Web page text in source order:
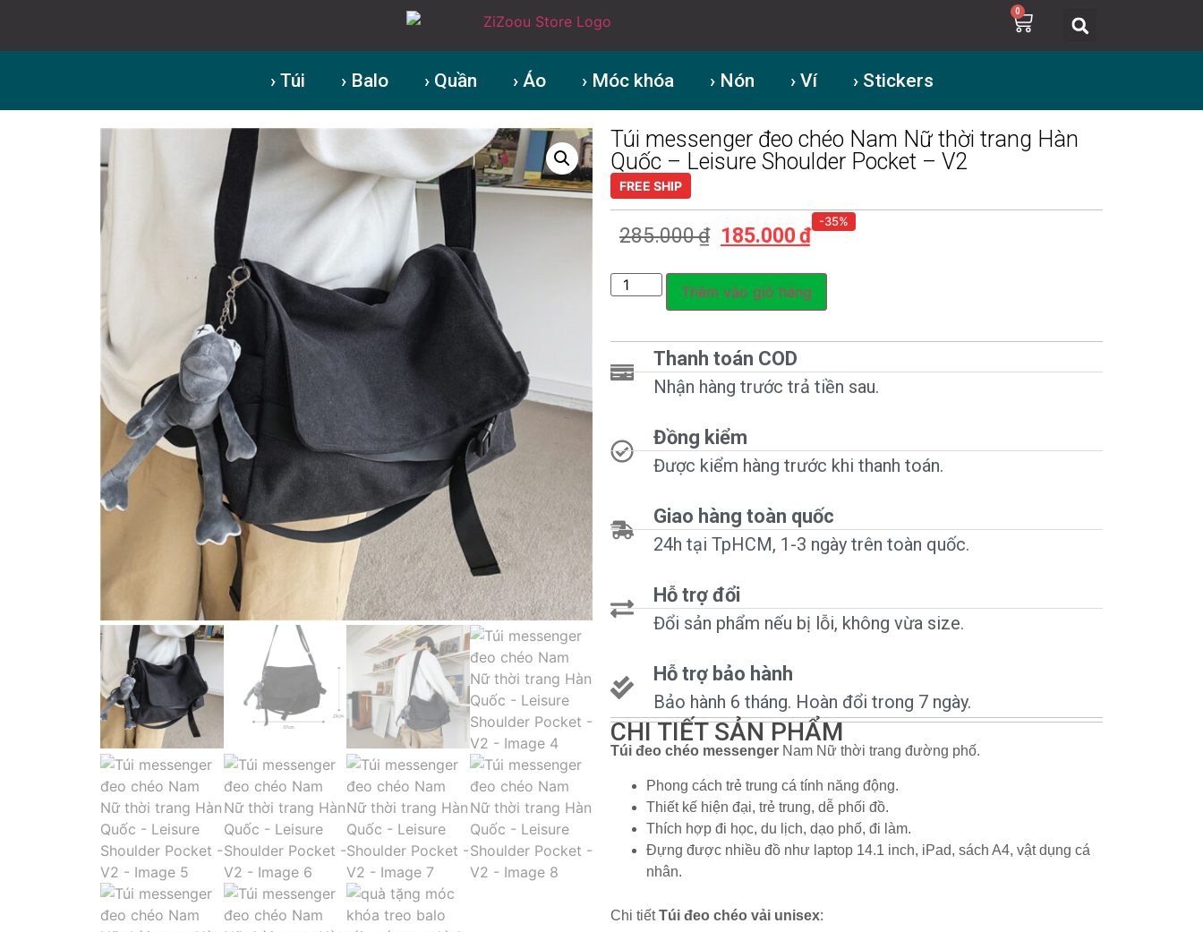
0
› Túi › Balo › Quần › Áo › Móc khóa › Nón › Ví › Stickers
Túi messenger đeo chéo Nam Nữ thời trang Hàn
Quốc – Leisure Shoulder Pocket – V2
FREE SHIP
285.000₫ 185.000₫
-35%
Thêm vào giỏ hàng
Thanh toán COD
Nhận hàng trước trả tiền sau.
Đồng kiểm
Được kiểm hàng trước khi thanh toán.
Giao hàng toàn quốc
24h tại TpHCM, 1-3 ngày trên toàn quốc.
Hỗ trợ đổi
Đổi sản phẩm nếu bị lỗi, không vừa size.
Hỗ trợ bảo hành
Bảo hành 6 tháng. Hoàn đổi trong 7 ngày.
CHI TIẾT SẢN PHẨM
Túi đeo chéo messenger Nam Nữ thời trang đường phố.
Phong cách trẻ trung cá tính năng động.
Thiết kế hiện đại, trẻ trung, dễ phối đồ.
Thích hợp đi học, du lịch, dạo phố, đi làm.
Đựng được nhiều đồ như laptop 14.1 inch, iPad, sách A4, vật dụng cá
nhân.
Chi tiếtTúi đeo chéo vải unisex: